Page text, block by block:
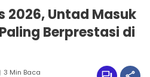
2026, Untad Masuk
Berprestasi di
3 Min Baca